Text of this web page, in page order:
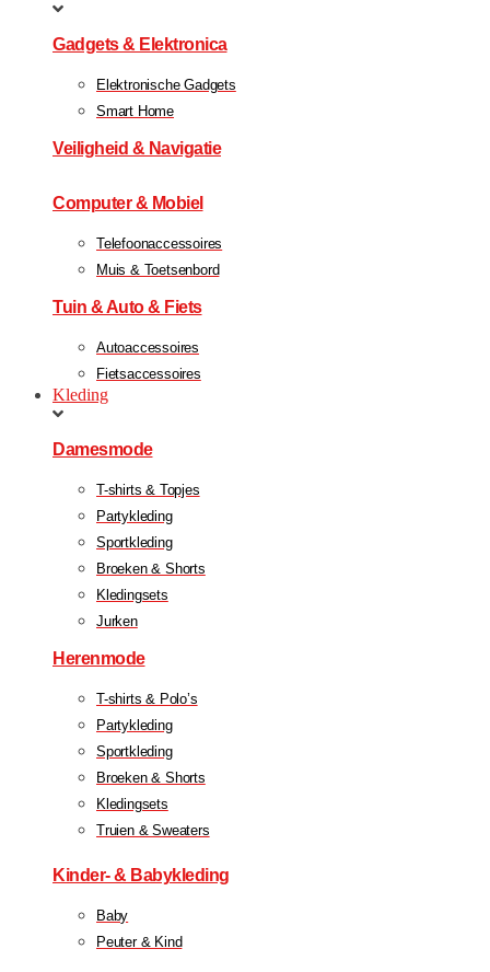
Gadgets & Elektronica
Elektronische Gadgets
Smart Home
Veiligheid & Navigatie
Computer & Mobiel
Telefoonaccessoires
Muis & Toetsenbord
Tuin & Auto & Fiets
Autoaccessoires
Fietsaccessoires
Kleding
Damesmode
T-shirts & Topjes
Partykleding
Sportkleding
Broeken & Shorts
Kledingsets
Jurken
Herenmode
T-shirts & Polo’s
Partykleding
Sportkleding
Broeken & Shorts
Kledingsets
Truien & Sweaters
Kinder- & Babykleding
Baby
Peuter & Kind